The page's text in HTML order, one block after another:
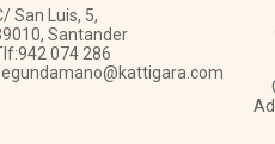
San Luis, 5,
Santander
942 074 286